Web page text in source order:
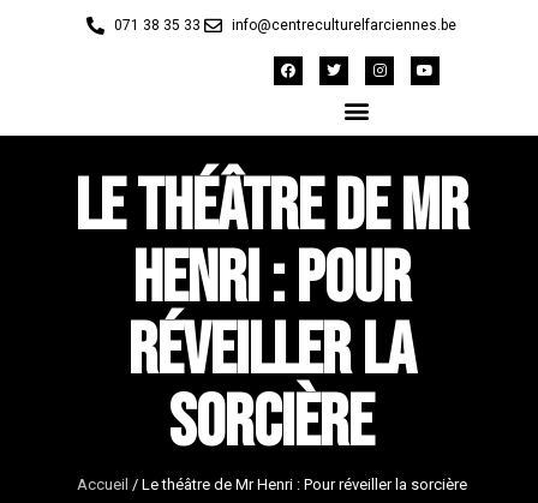
071 38 35 33 info@centreculturelfarciennes.be
Le théâtre de Mr
Henri : Pour
réveiller la
sorcière
Accueil / Le théâtre de Mr Henri : Pour réveiller la sorcière